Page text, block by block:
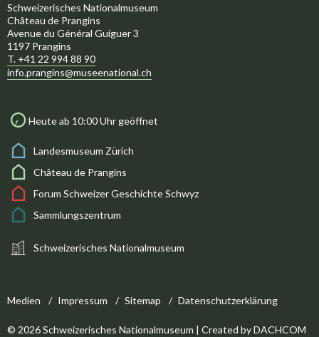
Schweizerisches Nationalmuseum
Château de Prangins
Avenue du Général Guiguer 3
1197 Prangins
T. +41 22 994 88 90
info.prangins@museenational.ch
Heute ab 10:00 Uhr geöffnet
Landesmuseum Zürich
Château de Prangins
Forum Schweizer Geschichte Schwyz
Sammlungszentrum
Schweizerisches Nationalmuseum
Medien Impressum Sitemap Datenschutzerklärung
© 2026 Schweizerisches Nationalmuseum | Created byDACHCOM